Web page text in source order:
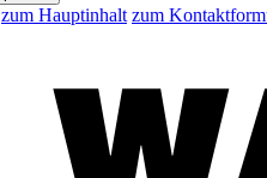
zum Hauptinhalt zum